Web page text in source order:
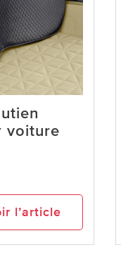
voiture
l’article